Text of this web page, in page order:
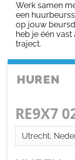
Werk samen
een
op jouw
heb je één
traject.
HUREN
RE9X7